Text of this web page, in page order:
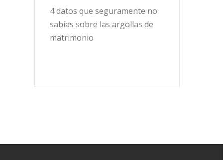
4 datos que seguramente no
sabías sobre las argollas de
matrimonio